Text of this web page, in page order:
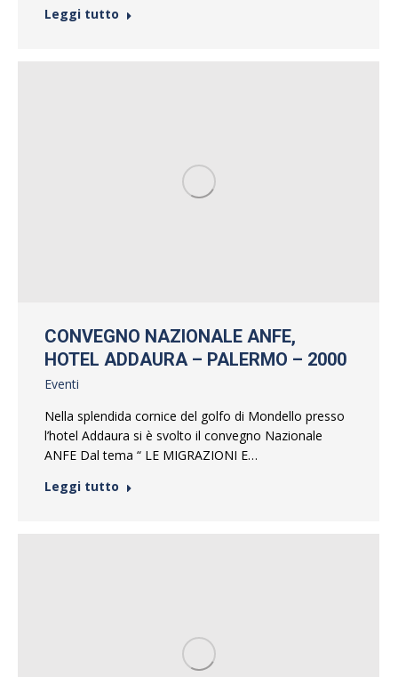
Leggi tutto
CONVEGNO NAZIONALE ANFE,
HOTEL ADDAURA – PALERMO – 2000
Eventi
Nella splendida cornice del golfo di Mondello presso
l’hotel Addaura si è svolto il convegno Nazionale
ANFE Dal tema “ LE MIGRAZIONI E…
Leggi tutto